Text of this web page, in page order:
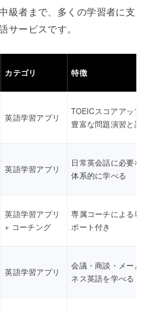
級者まで、多くの学習者に支
サービスです。
カテゴリ 特徴
英語学習アプリ
TOEICスコアアップ
豊富な問題演習と講
英語学習アプリ
日常英会話に必要な
体系的に学べる
英語学習アプリ
+ コーチング
専属コーチによる毎
ポート付き
英語学習アプリ
会議・商談・メール
ネス英語を学べる